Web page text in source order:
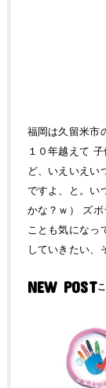
福岡は久留米市
１０年越えて
ど、いえいえい
ですよ、と。い
かな？ｗ） ズ
ことも気になっ
していきたい、
NEW POST